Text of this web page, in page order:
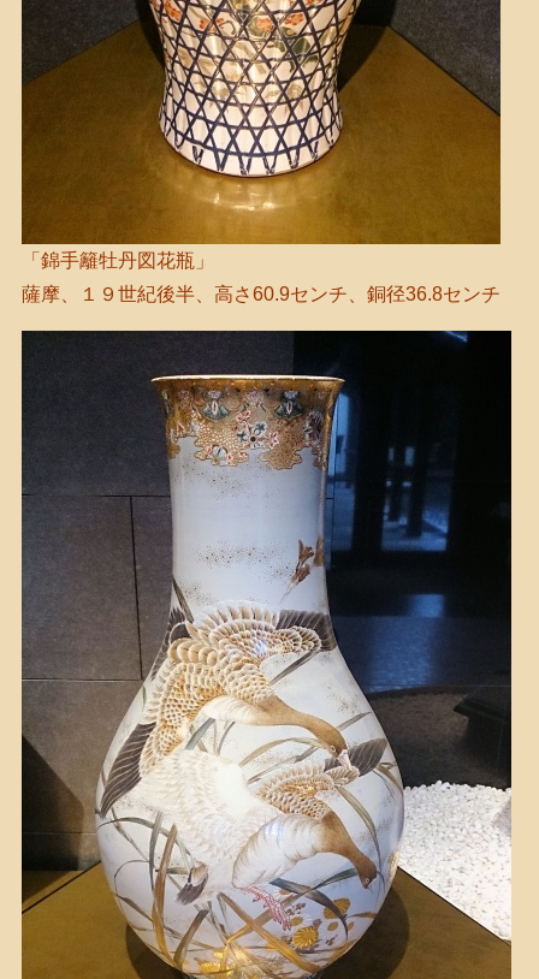
「錦手籬牡丹図花瓶」
薩摩、１９世紀後半、高さ60.9センチ、銅径36.8センチ